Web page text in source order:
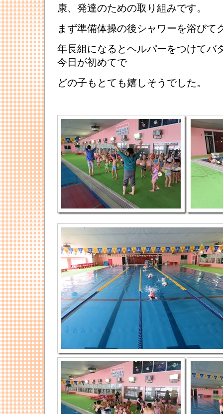
康、発達のための取り組みです。
まず準備体操の後シャワーを浴びて
年長組になるとヘルパーをつけてバ
今日が初めてで
どの子もとても嬉しそうでした。